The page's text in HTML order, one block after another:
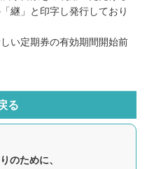
継」と印字し発行しており
い定期券の有効期間開始前
る
のために、